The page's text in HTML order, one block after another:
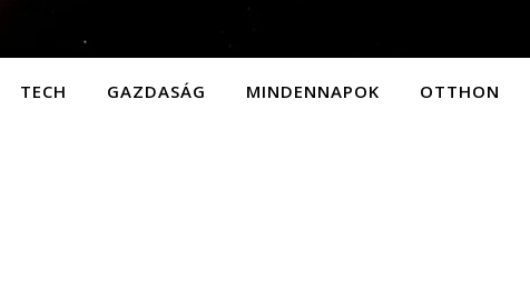
TECH GAZDASÁG MINDENNAPOK OTTHON